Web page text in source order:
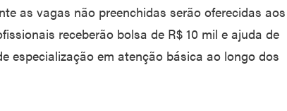
as vagas não preenchidas serão oferecidas aos
receberão bolsa de R$ 10 mil e ajuda de
especialização em atenção básica ao longo dos